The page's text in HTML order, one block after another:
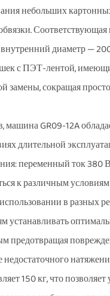
небольших
диаметр —
с ПЭТ-лентой,
замены, сокращая
GR09-12A
длительной
переменный ток
к различным
в разных
устанавливать
предотвращая
недостаточного
150 кг, что